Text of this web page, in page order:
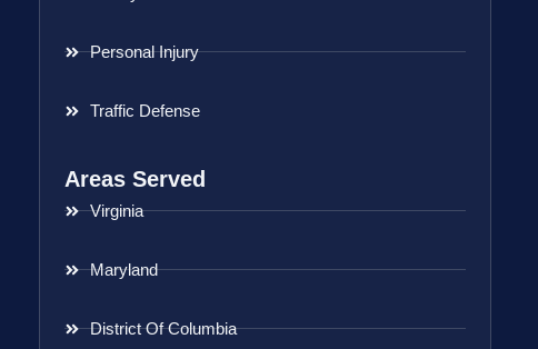
Personal Injury
Traffic Defense
Areas Served
Virginia
Maryland
District Of Columbia